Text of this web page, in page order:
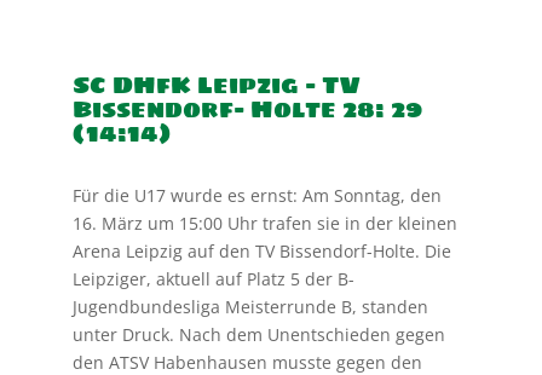
SC DHfK Leipzig – TV
Bissendorf- Holte 28: 29
(14:14)
Für die U17 wurde es ernst: Am Sonntag, den
16. März um 15:00 Uhr trafen sie in der kleinen
Arena Leipzig auf den TV Bissendorf-Holte. Die
Leipziger, aktuell auf Platz 5 der B-
Jugendbundesliga Meisterrunde B, standen
unter Druck. Nach dem Unentschieden gegen
den ATSV Habenhausen musste gegen den